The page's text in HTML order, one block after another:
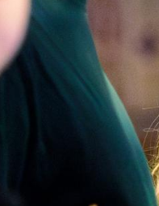
innovation